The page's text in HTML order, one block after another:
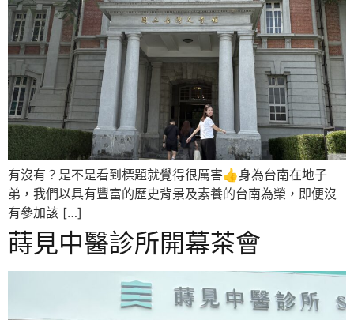
有沒有？是不是看到標題就覺得很厲害👍身為台南在地子
弟，我們以具有豐富的歷史背景及素養的台南為榮，即便沒
有參加該 […]
蒔見中醫診所開幕茶會